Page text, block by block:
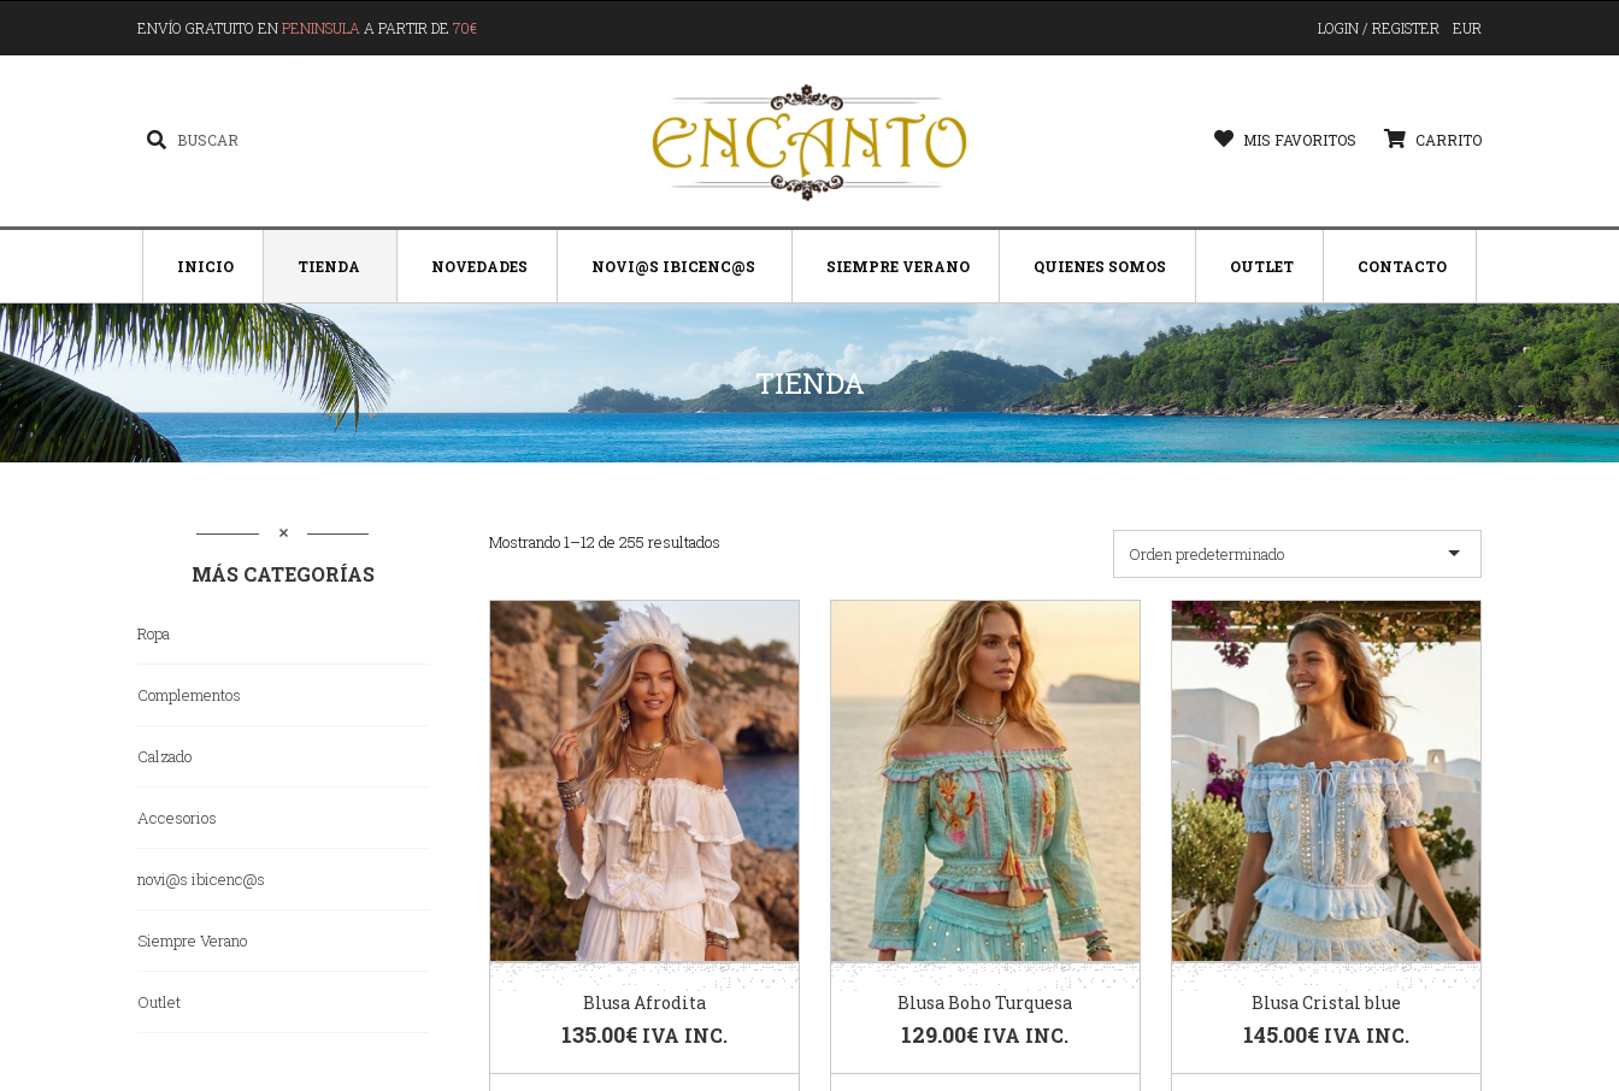
ENVÍO GRATUITO ENPENINSULA A PARTIR DE 70€ LOGIN / REGISTER EUR
MIS FAVORITOS CARRITO
INICIO TIENDA NOVEDADES NOVI@S IBICENC@S SIEMPRE VERANO QUIENES SOMOS OUTLET CONTACTO
TIENDA
Mostrando 1–12 de 255 resultados
Orden predeterminado
Blusa Afrodita
135.00€ IVA INC.
Blusa Boho Turquesa
129.00€ IVA INC.
Blusa Cristal blue
145.00€ IVA INC.
MÁS CATEGORÍAS
Ropa
Complementos
Calzado
Accesorios
novi@s ibicenc@s
Siempre Verano
Outlet